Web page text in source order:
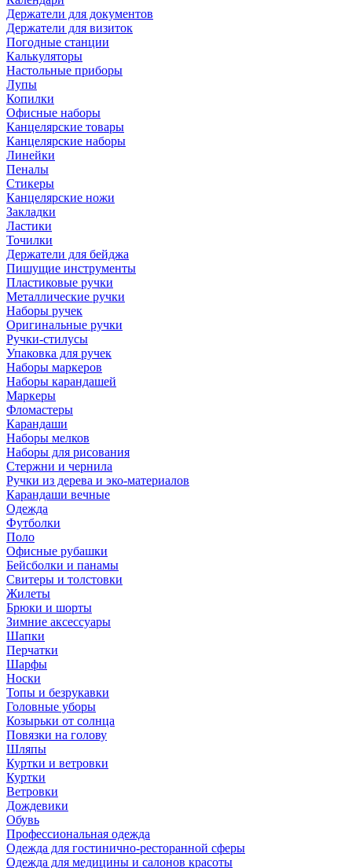
Держатели для документов
Держатели для визиток
Погодные станции
Калькуляторы
Настольные приборы
Лупы
Копилки
Офисные наборы
Канцелярские товары
Канцелярские наборы
Линейки
Пеналы
Стикеры
Канцелярские ножи
Закладки
Ластики
Точилки
Держатели для бейджа
Пишущие инструменты
Пластиковые ручки
Металлические ручки
Наборы ручек
Оригинальные ручки
Ручки-стилусы
Упаковка для ручек
Наборы маркеров
Наборы карандашей
Маркеры
Фломастеры
Карандаши
Наборы мелков
Наборы для рисования
Стержни и чернила
Ручки из дерева и эко-материалов
Карандаши вечные
Одежда
Футболки
Поло
Офисные рубашки
Бейсболки и панамы
Свитеры и толстовки
Жилеты
Брюки и шорты
Зимние аксессуары
Шапки
Перчатки
Шарфы
Носки
Топы и безрукавки
Головные уборы
Козырьки от солнца
Повязки на голову
Шляпы
Куртки и ветровки
Куртки
Ветровки
Дождевики
Обувь
Профессиональная одежда
Одежда для гостинично-ресторанной сферы
Одежда для медицины и салонов красоты